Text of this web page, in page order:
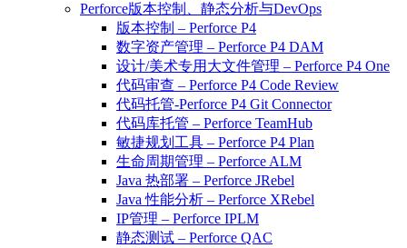
Perforce版本控制、静态分析与DevOps
版本控制 – Perforce P4
数字资产管理 – Perforce P4 DAM
设计/美术专用大文件管理 – Perforce P4 One
代码审查 – Perforce P4 Code Review
代码托管-Perforce P4 Git Connector
代码库托管 – Perforce TeamHub
敏捷规划工具 – Perforce P4 Plan
生命周期管理 – Perforce ALM
Java 热部署 – Perforce JRebel
Java 性能分析 – Perforce XRebel
IP管理 – Perforce IPLM
静态测试 – Perforce QAC